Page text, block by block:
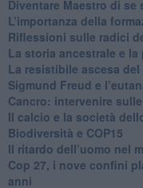
​Diventare Maestro di
L’importanza della
Riflessioni sulle radici
​La storia ancestrale e
​La resistibile ascesa
Sigmund Freud e
Cancro: intervenire
​Il calcio e la società
Biodiversità e COP15
​Il ritardo dell’uomo nel
​Cop 27, i nove confini
anni